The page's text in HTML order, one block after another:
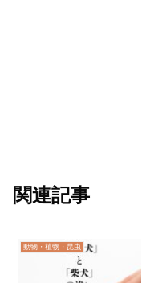
関連記事
動物・植物・昆虫